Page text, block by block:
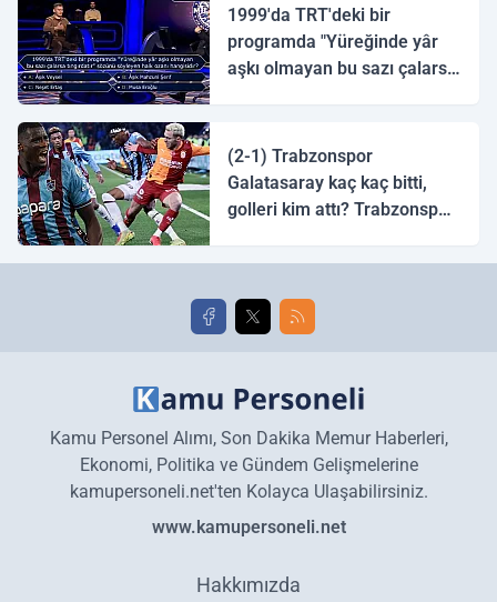
1999'da TRT'deki bir
programda "Yüreğinde yâr
aşkı olmayan bu sazı çalarsa
(2-1) Trabzonspor
Galatasaray kaç kaç bitti,
golleri kim attı? Trabzonspor
golleri!
Kamu Personel Alımı, Son Dakika Memur Haberleri,
Ekonomi, Politika ve Gündem Gelişmelerine
kamupersoneli.net'ten Kolayca Ulaşabilirsiniz.
www.kamupersoneli.net
Hakkımızda